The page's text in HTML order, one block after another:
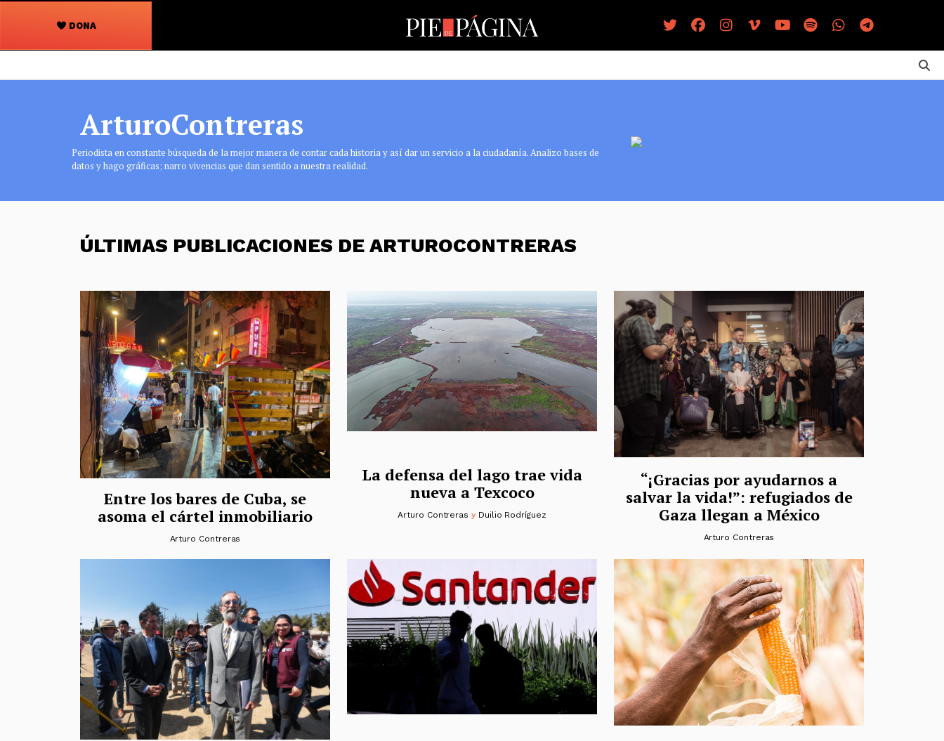
DONA
Navegación
ArturoContreras
Periodista en constante búsqueda de la mejor manera de contar cada historia y así dar un servicio a la ciudadanía. Analizo bases de
datos y hago gráficas; narro vivencias que dan sentido a nuestra realidad.
ÚLTIMAS PUBLICACIONES DE ARTUROCONTRERAS
Entre los bares de Cuba, se
asoma el cártel inmobiliario
Arturo Contreras
La defensa del lago trae vida
nueva a Texcoco
Arturo Contreras y Duilio Rodríguez
“¡Gracias por ayudarnos a
salvar la vida!”: refugiados de
Gaza llegan a México
Arturo Contreras